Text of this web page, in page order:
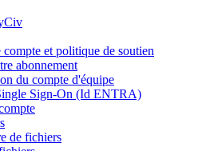
et politique de soutien
abonnement
du compte d'équipe
Sign-On (Id ENTRA)
de fichiers